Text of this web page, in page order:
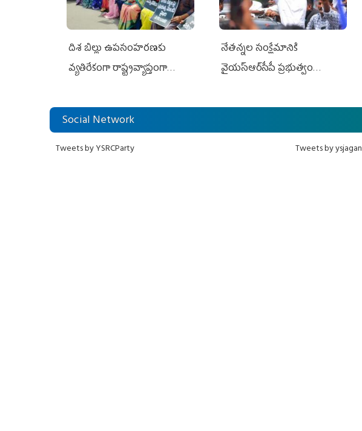
దిశ బిల్లు ఉపసంహరణకు
వ్యతిరేకంగా రాష్ట్రవ్యాప్తంగా
ఆందోళనలు
నేతన్నల సంక్షేమానికి
వైయ‌స్ఆర్‌సీపీ ప్రభుత్వం
Social Network
Tweets by YSRCParty Tweets by ysjagan